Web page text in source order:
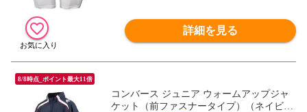
詳細を見る
8/8時点_ポイント最大11倍
コンバース ジュニア ウォームアップジャ
ケット（前ファスナータイプ）（ネイビー